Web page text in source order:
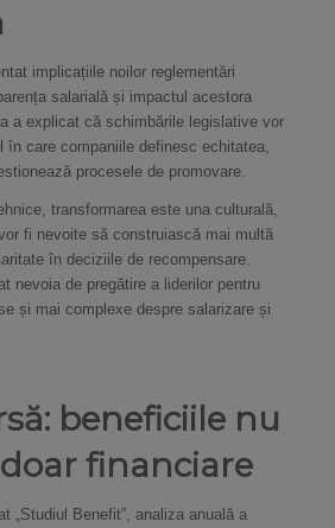
implicațiile noilor reglementări
salarială și impactul acestora
a explicat că schimbările legislative vor
în care companiile definesc echitatea,
procesele de promovare.
transformarea este una culturală,
fi nevoite să construiască mai multă
în deciziile de recompensare.
nevoia de pregătire a liderilor pentru
și mai complexe despre salarizare și
beneficiile nu
financiare
„Studiul Benefit”, analiza anuală a